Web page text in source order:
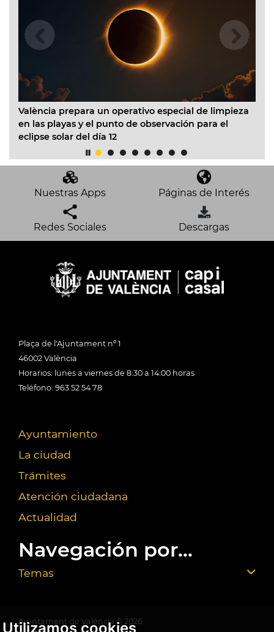
Utilizamos cookies
València prepara un operativo especial de limpieza
en las playas y el punto de observación para el
eclipse solar del día 12
Nuestras Apps Páginas de Interés
Redes Sociales Descargas
Plaça de l'Ajuntament nº 1
46002 València
Horarios: lunes a viernes de 8:30 a 14:00 horas
Teléfono: 963 52 54 78
Ayuntamiento
La ciudad
Trámites
Atención ciudadana
Actualidad
Navegación por...
Temas
Ajuntament de València © 2026